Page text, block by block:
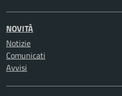
NOVITÀ
Notizie
Comunicati
Avvisi